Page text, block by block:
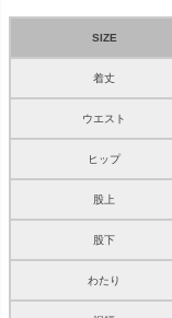
SIZE
着丈
ウエスト
ヒップ
股上
股下
わたり